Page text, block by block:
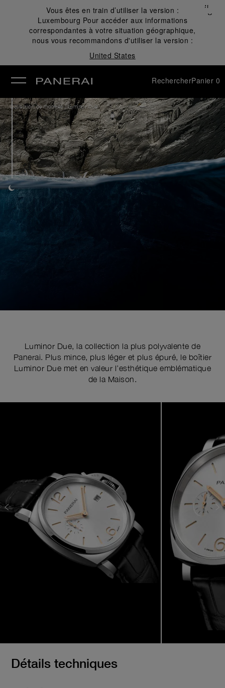
Vous êtes en train d’utiliser la version :
Luxembourg Pour accéder aux informations
correspondantes à votre situation géographique,
nous vous recommandons d'utiliser la version :
United States
Fermer
✕
RechercherPanier 0
Collection de montres /Luminor Due
Luminor Due, la collection la plus polyvalente de
Panerai. Plus mince, plus léger et plus épuré, le boîtier
Luminor Due met en valeur l’esthétique emblématique
de la Maison.
Image
Détails techniques